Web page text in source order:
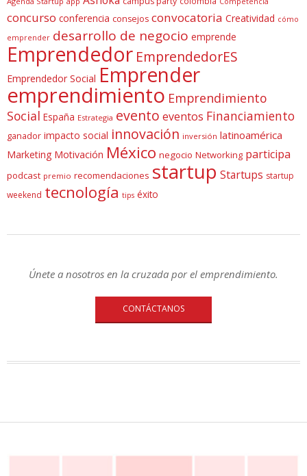
concurso conferencia consejos convocatoria Creatividad cómo
emprender desarrollo de negocio emprende
Emprendedor EmprendedorES
Emprendedor Social Emprender
emprendimiento Emprendimiento
Social España Estrategia evento eventos Financiamiento
ganador impacto social innovación inversión latinoamérica
Marketing Motivación México negocio Networking participa
podcast premio recomendaciones startup Startups startup
weekend tecnología tips éxito
Únete a nosotros en la cruzada por el emprendimiento.
CONTÁCTANOS